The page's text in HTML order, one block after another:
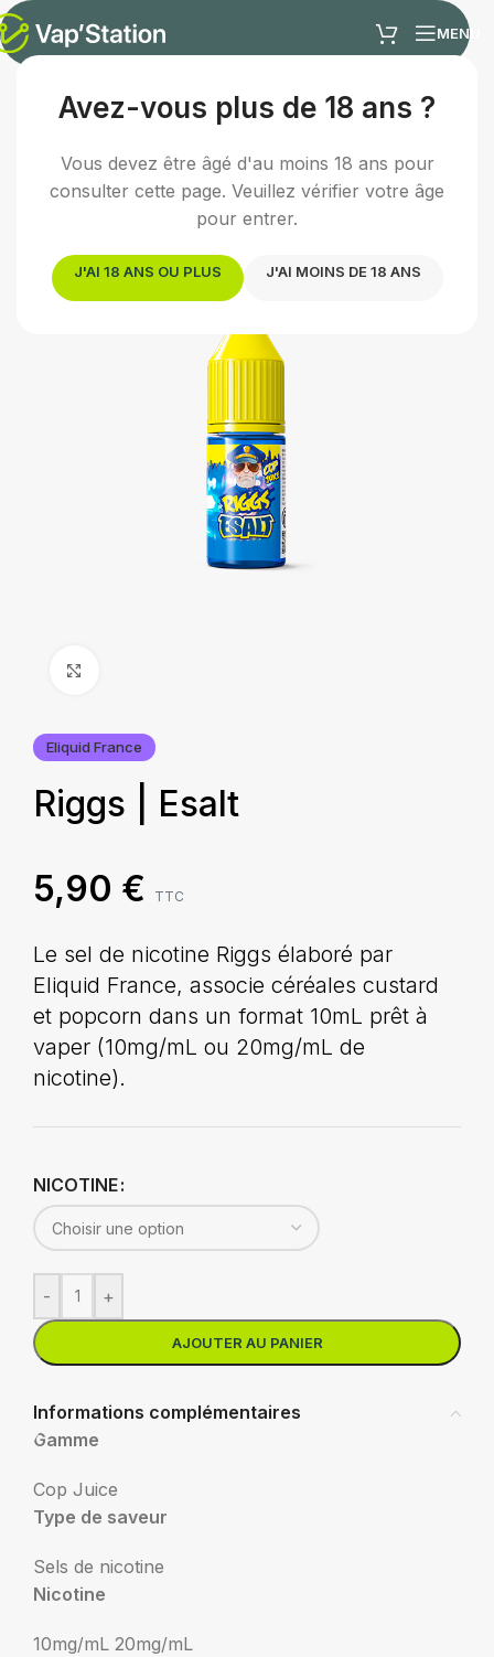
Avez-vous plus de 18 ans ?
Vous devez être âgé d'au moins 18 ans pour
consulter cette page. Veuillez vérifier votre âge
pour entrer.
J'AI 18 ANS OU PLUS J'AI MOINS DE 18 ANS
MENU
Accueil /E-liquides/Sels de nicotine
Eliquid France
Riggs | Esalt
5,90 € TTC
Le sel de nicotine Riggs élaboré par
Eliquid France, associe céréales custard
et popcorn dans un format 10mL prêt à
vaper (10mg/mL ou 20mg/mL de
nicotine).
NICOTINE
- +
AJOUTER AU PANIER
Informations complémentaires
Gamme
Cop Juice
Type de saveur
Sels de nicotine
Nicotine
10mg/mL 20mg/mL